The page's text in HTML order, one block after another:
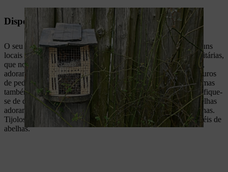
Disponibilizar locais de nidificação
O seu jardim nunca será realmente amigo das abelhas sem alguns
locais onde elas possam nidificar. Em particular, as abelhas solitárias,
que normalmente nidificariam em ramos e buracos de madeira,
adoram esconderijos como hotéis para insetos e buracos em muros
de pedra secos. É muito fácil construir um hotel para insetos , mas
também pode comprá-los em muitas lojas de jardinagem. Certifique-
se de que utiliza os materiais de enchimento adequados: as abelhas
adoram nidificar em caniços ou canas de bambu, conchas, pinhas.
Tijolos perfurados e lã de madeira não são adequados para hotéis de
abelhas.